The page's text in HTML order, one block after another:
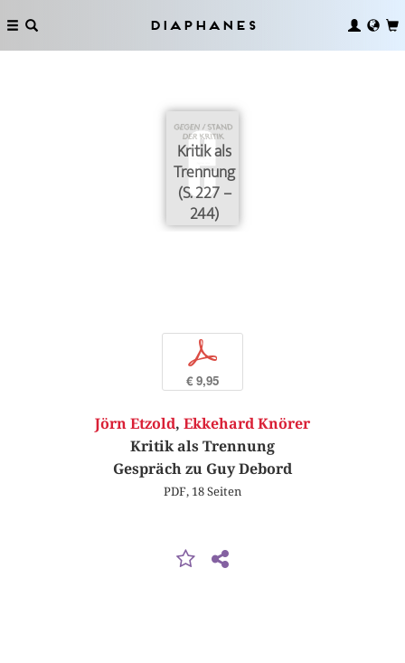
Diaphanes
Kritik als
Trennung
(S. 227 –
244)
p
€ 9,95
Jörn Etzold, Ekkehard Knörer
Kritik als Trennung
Gespräch zu Guy Debord
PDF, 18 Seiten